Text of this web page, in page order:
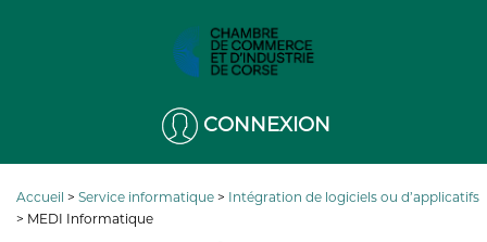
CONNEXION
Accueil > Service informatique > Intégration de logiciels ou d’applicatifs
> MEDI Informatique